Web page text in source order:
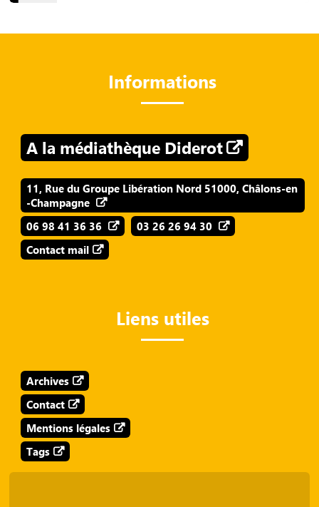
Informations
A la médiathèque Diderot
11, Rue du Groupe Libération Nord 51000, Châlons-en
-Champagne
06 98 41 36 36
03 26 26 94 30
Contact mail
Liens utiles
Archives
Contact
Mentions légales
Tags